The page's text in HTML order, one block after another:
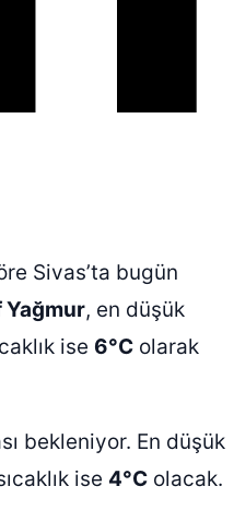
Sivas’ta bugün
Yağmur, en düşük
ise 6°C olarak
bekleniyor. En düşük
ise 4°C olacak.